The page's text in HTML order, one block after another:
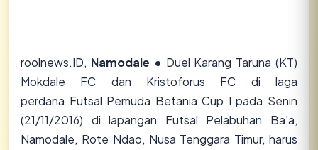
roolnews.ID, Namodale • Duel Karang Taruna (KT)
Mokdale FC dan Kristoforus FC di laga
perdana Futsal Pemuda Betania Cup I pada Senin
(21/11/2016) di lapangan Futsal Pelabuhan Ba’a,
Namodale, Rote Ndao, Nusa Tenggara Timur, harus